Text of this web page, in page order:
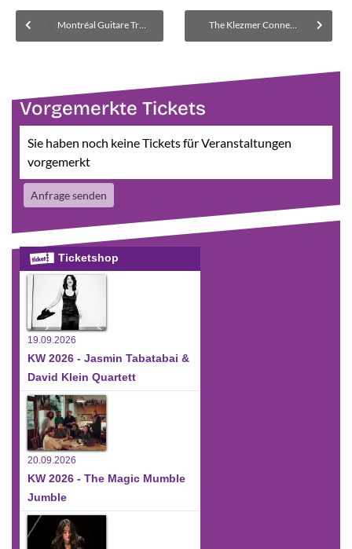
Montréal Guitare Trio – AUSVERKAUFT! Im Museum wird eine Warteliste für zurückgegebene Karten geführt. The Klezmer Connection – Wiederholung
Vorgemerkte Tickets
Sie haben noch keine Tickets für Veranstaltungen
vorgemerkt
Anfrage senden
Ticketshop
19.09.2026
KW 2026 - Jasmin Tabatabai &
David Klein Quartett
20.09.2026
KW 2026 - The Magic Mumble
Jumble